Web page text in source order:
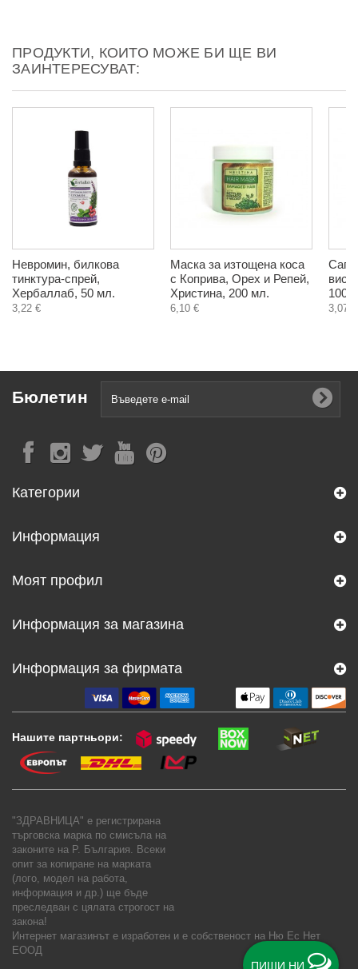
ПИШИ НИ
ПРОДУКТИ, КОИТО МОЖЕ БИ ЩЕ ВИ
ЗАИНТЕРЕСУВАТ:
Невромин, билкова
тинктура-спрей,
Хербаллаб, 50 мл.
3,22 €
Маска за изтощена коса
с Коприва, Орех и Репей,
Христина, 200 мл.
6,10 €
100
3,07 €
Бюлетин
Категории
Информация
Моят профил
Информация за магазина
Информация за фирмата
Нашите партньори:
"ЗДРАВНИЦА" е регистрирана
търговска марка по смисъла на
законите на Р. България. Всеки
опит за копиране на марката
(лого, модел на работа,
информация и др.) ще бъде
преследван с цялата строгост на
закона!
Интернет магазинът е изработен и е собственост на Ню Ес Нет
ЕООД